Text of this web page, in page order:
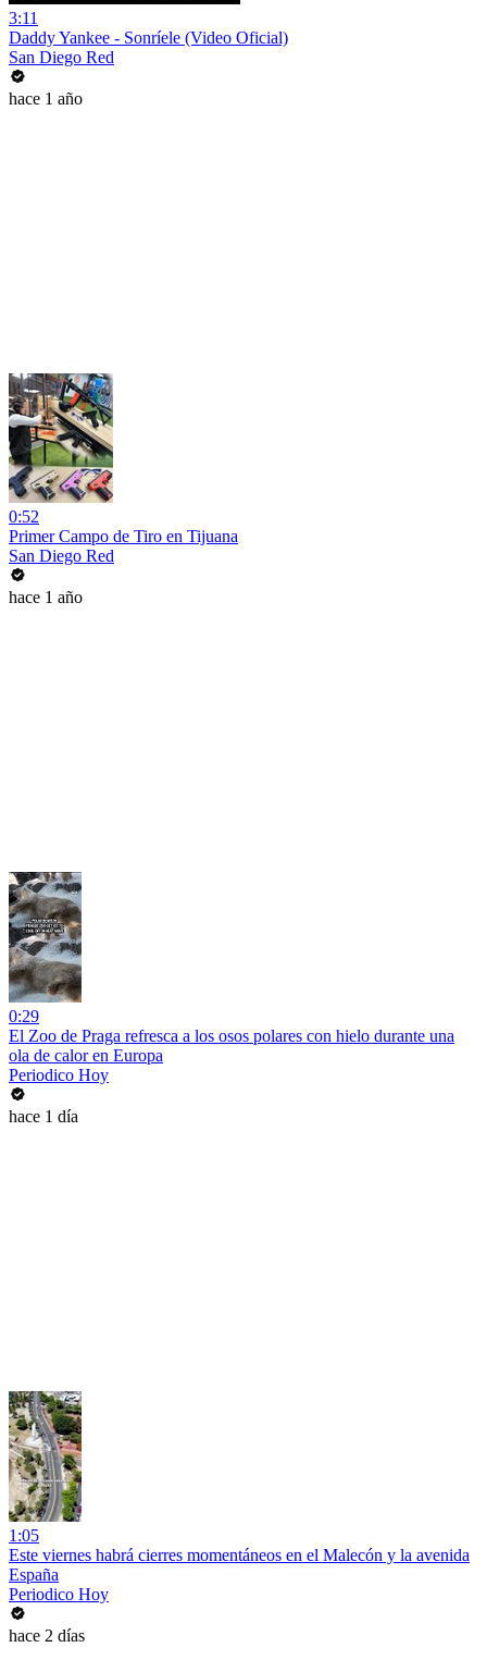
3:11
Daddy Yankee - Sonríele (Video Oficial)
San Diego Red
hace 1 año
0:52
Primer Campo de Tiro en Tijuana
San Diego Red
hace 1 año
0:29
El Zoo de Praga refresca a los osos polares con hielo durante una
ola de calor en Europa
Periodico Hoy
hace 1 día
1:05
Este viernes habrá cierres momentáneos en el Malecón y la avenida
España
Periodico Hoy
hace 2 días